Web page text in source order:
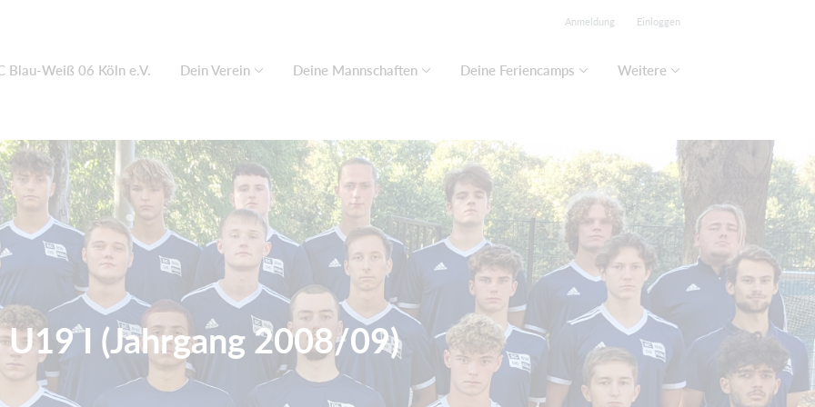
Anmeldung Einloggen
Blau-Weiß 06 Köln e.V. Dein Verein Deine Mannschaften Deine Feriencamps Weitere
U19 I (Jahrgang 2008/09)